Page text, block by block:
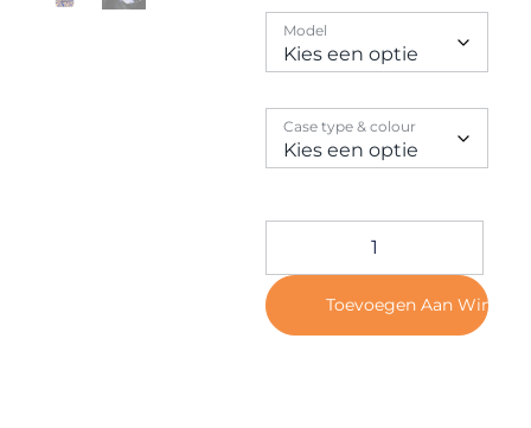
Model
Case type & colour
Toevoegen Aan